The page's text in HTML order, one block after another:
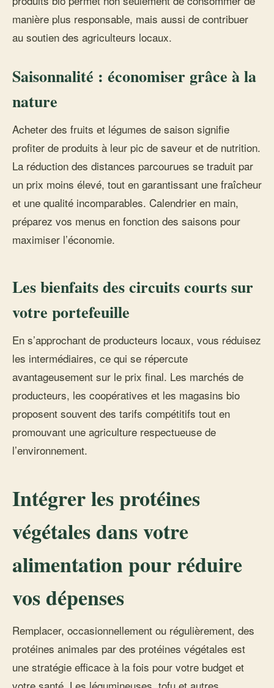
manière plus responsable, mais aussi de contribuer
au soutien des agriculteurs locaux.
Saisonnalité : économiser grâce à la
nature
Acheter des fruits et légumes de saison signifie
profiter de produits à leur pic de saveur et de nutrition.
La réduction des distances parcourues se traduit par
un prix moins élevé, tout en garantissant une fraîcheur
et une qualité incomparables. Calendrier en main,
préparez vos menus en fonction des saisons pour
maximiser l’économie.
Les bienfaits des circuits courts sur
votre portefeuille
En s’approchant de producteurs locaux, vous réduisez
les intermédiaires, ce qui se répercute
avantageusement sur le prix final. Les marchés de
producteurs, les coopératives et les magasins bio
proposent souvent des tarifs compétitifs tout en
promouvant une agriculture respectueuse de
l’environnement.
Intégrer les protéines
végétales dans votre
alimentation pour réduire
vos dépenses
Remplacer, occasionnellement ou régulièrement, des
protéines animales par des protéines végétales est
une stratégie efficace à la fois pour votre budget et